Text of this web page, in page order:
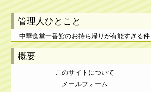
管理人ひとこと
中華食堂一番館のお持ち帰りが有能すぎる件
概要
このサイトについて
メールフォーム